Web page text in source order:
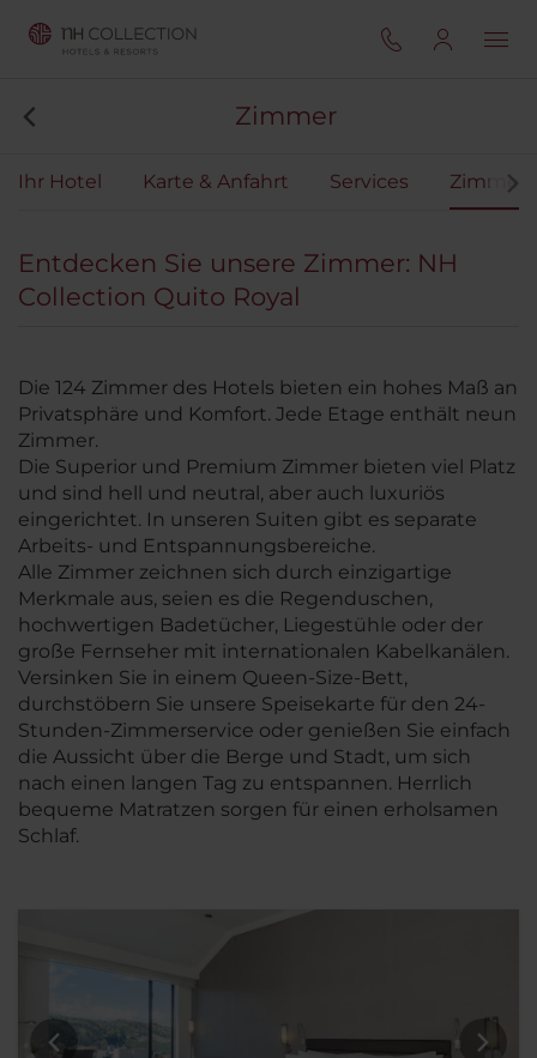
Zimmer
Ihr Hotel Karte & Anfahrt Services Zimmer
Entdecken Sie unsere Zimmer: NH
Collection Quito Royal
Die 124 Zimmer des Hotels bieten ein hohes Maß an
Privatsphäre und Komfort. Jede Etage enthält neun
Zimmer.
Die Superior und Premium Zimmer bieten viel Platz
und sind hell und neutral, aber auch luxuriös
eingerichtet. In unseren Suiten gibt es separate
Arbeits- und Entspannungsbereiche.
Alle Zimmer zeichnen sich durch einzigartige
Merkmale aus, seien es die Regenduschen,
hochwertigen Badetücher, Liegestühle oder der
große Fernseher mit internationalen Kabelkanälen.
Versinken Sie in einem Queen-Size-Bett,
durchstöbern Sie unsere Speisekarte für den 24-
Stunden-Zimmerservice oder genießen Sie einfach
die Aussicht über die Berge und Stadt, um sich
nach einen langen Tag zu entspannen. Herrlich
bequeme Matratzen sorgen für einen erholsamen
Schlaf.